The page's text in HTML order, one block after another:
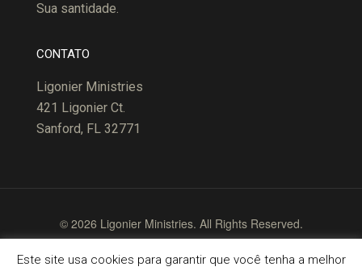
Sua santidade.
CONTATO
Ligonier Ministries
421 Ligonier Ct.
Sanford, FL 32771
© 2026 Ligonier Ministries. All Rights Reserved.
Terms of Use
Copyright Policy Privacy Policy
Este site usa cookies para garantir que você tenha a melhor